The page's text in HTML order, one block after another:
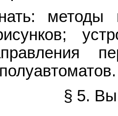
§ 5.